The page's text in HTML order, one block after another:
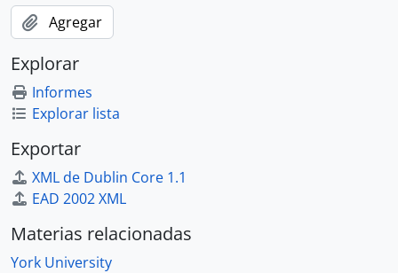
Agregar
Explorar
Informes
Explorar lista
Exportar
XML de Dublin Core 1.1
EAD 2002 XML
Materias relacionadas
York University